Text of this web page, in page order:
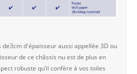
de3cm d'épaisseur aussi appellée 3D ou
de ce châssis nu est de plus en
robuste qu’il confère à vos toiles